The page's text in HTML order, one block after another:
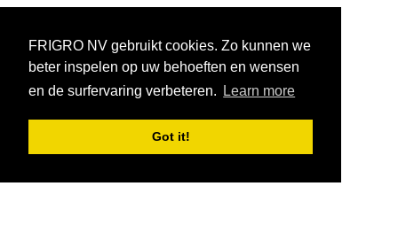
FRIGRO NV gebruikt cookies. Zo kunnen we
beter inspelen op uw behoeften en wensen
en de surfervaring verbeteren.
Learn more
Got it!